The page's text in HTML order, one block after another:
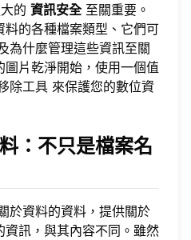
的 資訊安全至關重要。
的各種檔案類型、它們可
為什麼管理這些資訊至關
片乾淨開始，使用一個值
除工具 來保護您的數位資
：不只是檔案名
於資料的資料，提供關於
訊，與其內容不同。雖然